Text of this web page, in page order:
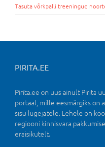
Tasuta võrkpalli treeningud
PIRITA.EE
Pirita.ee on uus ainult Pirita
portaal, mille eesmärgiks on
sisu lugejatele. Lehele on
regiooni kinnisvara
eraisikutelt.